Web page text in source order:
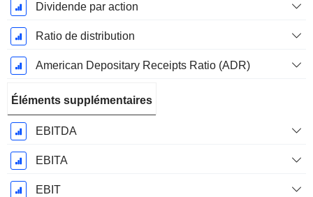
Dividende par action
Ratio de distribution
American Depositary Receipts Ratio (ADR)
Éléments supplémentaires
EBITDA
EBITA
EBIT